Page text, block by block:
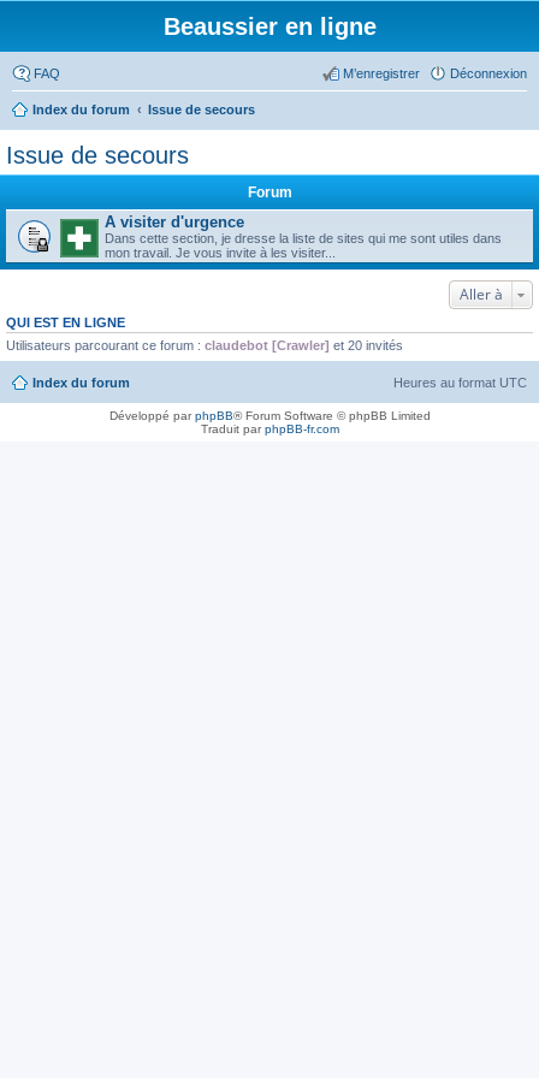
Beaussier en ligne
FAQ Déconnexion
M’enregistrer
Index du forum Issue de secours
Issue de secours
Forum
A visiter d'urgence
Dans cette section, je dresse la liste de sites qui me sont utiles dans
mon travail. Je vous invite à les visiter...
Aller à
QUI EST EN LIGNE
Utilisateurs parcourant ce forum : claudebot [Crawler] et 20 invités
Index du forum Heures au format UTC
Développé parphpBB® Forum Software © phpBB Limited
Traduit parphpBB-fr.com